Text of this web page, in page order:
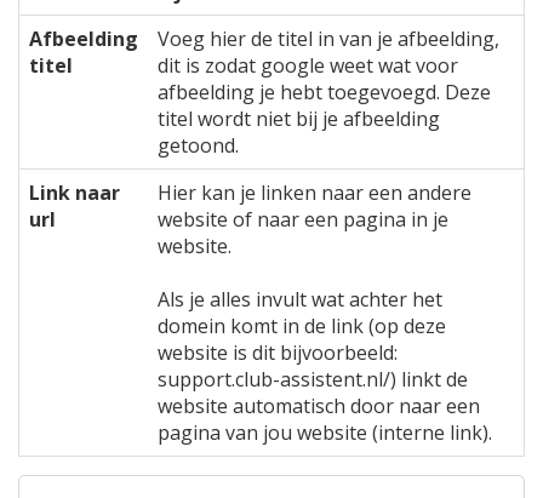
Afbeelding
titel
Voeg hier de titel in van je afbeelding,
dit is zodat google weet wat voor
afbeelding je hebt toegevoegd. Deze
titel wordt niet bij je afbeelding
getoond.
Link naar
url
Hier kan je linken naar een andere
website of naar een pagina in je
website.
Als je alles invult wat achter het
domein komt in de link (op deze
website is dit bijvoorbeeld:
support.club-assistent.nl/) linkt de
website automatisch door naar een
pagina van jou website (interne link).